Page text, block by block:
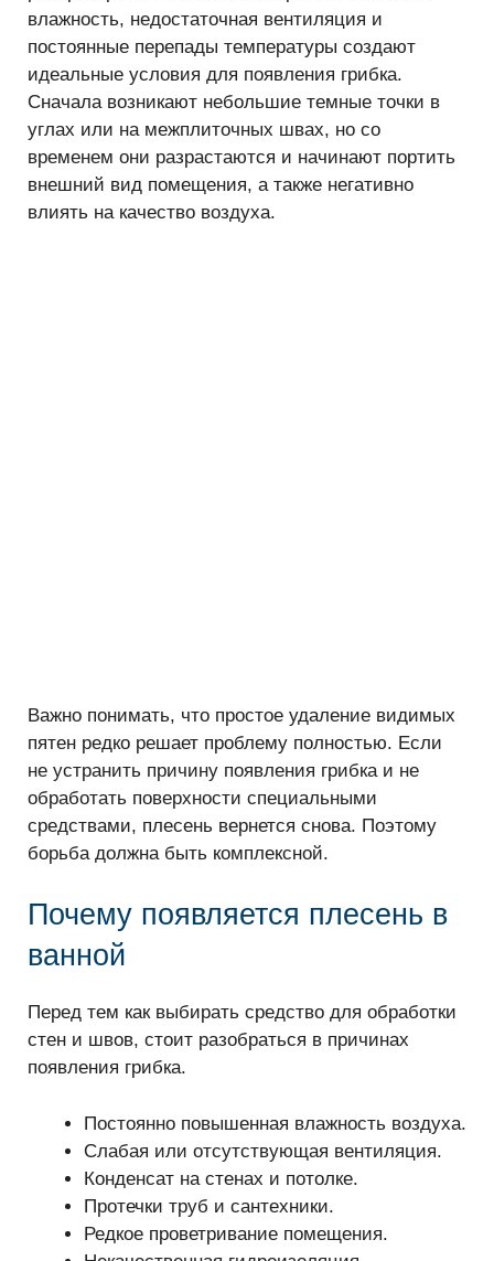
влажность, недостаточная вентиляция и
постоянные перепады температуры создают
идеальные условия для появления грибка.
Сначала возникают небольшие темные точки в
углах или на межплиточных швах, но со
временем они разрастаются и начинают портить
внешний вид помещения, а также негативно
влиять на качество воздуха.
Важно понимать, что простое удаление видимых
пятен редко решает проблему полностью. Если
не устранить причину появления грибка и не
обработать поверхности специальными
средствами, плесень вернется снова. Поэтому
борьба должна быть комплексной.
Почему появляется плесень в
ванной
Перед тем как выбирать средство для обработки
стен и швов, стоит разобраться в причинах
появления грибка.
Постоянно повышенная влажность воздуха.
Слабая или отсутствующая вентиляция.
Конденсат на стенах и потолке.
Протечки труб и сантехники.
Редкое проветривание помещения.